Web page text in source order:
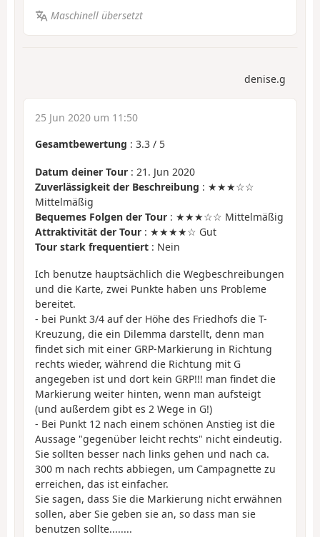
Maschinell übersetzt
denise.g
25 Jun 2020 um 11:50
Gesamtbewertung : 3.3 / 5
Datum deiner Tour : 21. Jun 2020
Zuverlässigkeit der Beschreibung : ★★★☆☆
Mittelmäßig
Bequemes Folgen der Tour : ★★★☆☆ Mittelmäßig
Attraktivität der Tour : ★★★★☆ Gut
Tour stark frequentiert : Nein
Ich benutze hauptsächlich die Wegbeschreibungen
und die Karte, zwei Punkte haben uns Probleme
bereitet.
- bei Punkt 3/4 auf der Höhe des Friedhofs die T-
Kreuzung, die ein Dilemma darstellt, denn man
findet sich mit einer GRP-Markierung in Richtung
rechts wieder, während die Richtung mit G
angegeben ist und dort kein GRP!!! man findet die
Markierung weiter hinten, wenn man aufsteigt
(und außerdem gibt es 2 Wege in G!)
- Bei Punkt 12 nach einem schönen Anstieg ist die
Aussage "gegenüber leicht rechts" nicht eindeutig.
Sie sollten besser nach links gehen und nach ca.
300 m nach rechts abbiegen, um Campagnette zu
erreichen, das ist einfacher.
Sie sagen, dass Sie die Markierung nicht erwähnen
sollen, aber Sie geben sie an, so dass man sie
benutzen sollte........